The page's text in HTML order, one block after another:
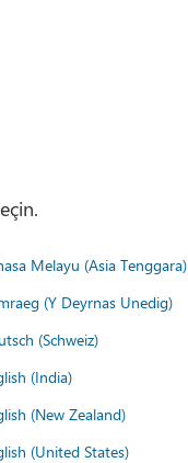
Melayu (Asia Tenggara)
(Y Deyrnas Unedig)
(Schweiz)
(India)
(New Zealand)
(United States)